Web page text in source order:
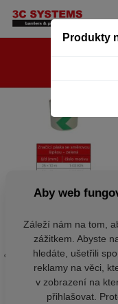
Produkty
Aby web
Záleží nám na tom,
zážitkem. Abyste
hledáte, ušetřili
reklamy na věci,
v zobrazení na
přihlašovat.